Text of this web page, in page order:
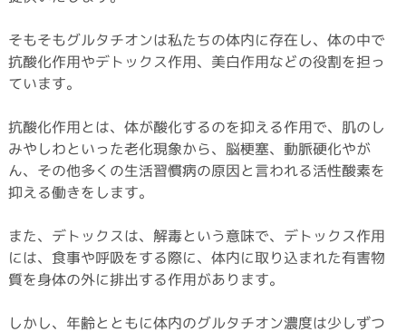
そもそもグルタチオンは私たちの体内に存在し、体の中で
抗酸化作用やデトックス作用、美白作用などの役割を担っ
ています。
抗酸化作用とは、体が酸化するのを抑える作用で、肌のし
みやしわといった老化現象から、脳梗塞、動脈硬化やが
ん、その他多くの生活習慣病の原因と言われる活性酸素を
抑える働きをします。
また、デトックスは、解毒という意味で、デトックス作用
には、食事や呼吸をする際に、体内に取り込まれた有害物
質を身体の外に排出する作用があります。
しかし、年齢とともに体内のグルタチオン濃度は少しずつ